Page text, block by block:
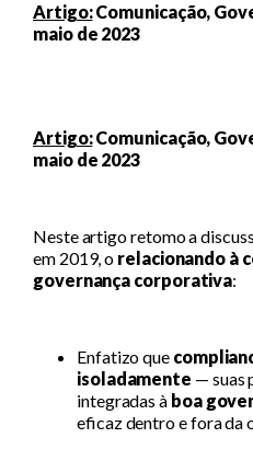
Artigo:Comunicação,
maio de 2023
Artigo:Comunicação,
maio de 2023
Neste artigo retomo a
em 2019, o relacionando à
governança corporativa:
Enfatizo que
isoladamente — suas
integradas à boa
eficaz dentro e fora da